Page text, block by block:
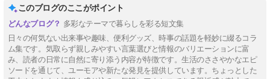
このブログのここがポイント
多彩なテーマで暮らしを彩る短文集
日々の何気ない出来事や趣味、便利グッズ、時事の話題を軽妙に綴るコラ
ム集です。気取らず親しみやすい言葉選びと情報のバリエーションに富
み、読者の日常に自然に寄り添う内容が特徴です。生活のささやかなエピ
ソードを通じて、ユーモアや新たな発見を提供しています。ちょっとした